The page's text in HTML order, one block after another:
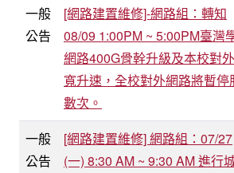
一般
公告
[網路建置維修]-網路組：轉知
08/09 1:00PM ~ 5:00PM臺灣
網路400G骨幹升級及本校對
寬升速，全校對外網路將暫停
數次。
一般
公告
[網路建置維修] 網路組：07/27
(一) 8:30 AM ~ 9:30 AM 進行